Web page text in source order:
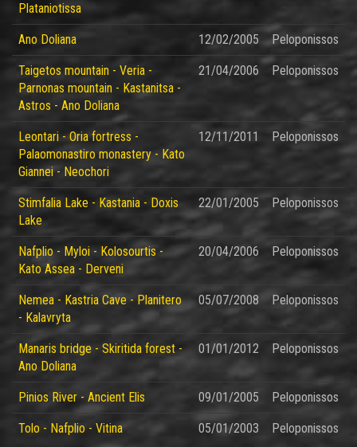
Plataniotissa
Ano Doliana 12/02/2005 Peloponissos
Taigetos mountain - Veria -
Parnonas mountain - Kastanitsa -
Astros - Ano Doliana
21/04/2006 Peloponissos
Leontari - Oria fortress -
Palaomonastiro monastery - Kato
Giannei - Neochori
12/11/2011 Peloponissos
Stimfalia Lake - Kastania - Doxis
Lake
22/01/2005 Peloponissos
Nafplio - Myloi - Kolosourtis -
Kato Assea - Derveni
20/04/2006 Peloponissos
Nemea - Kastria Cave - Planitero
- Kalavryta
05/07/2008 Peloponissos
Manaris bridge - Skiritida forest -
Ano Doliana
01/01/2012 Peloponissos
Pinios River - Ancient Elis 09/01/2005 Peloponissos
Tolo - Nafplio - Vitina 05/01/2003 Peloponissos